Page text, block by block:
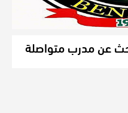
عن مدرب متواصلة